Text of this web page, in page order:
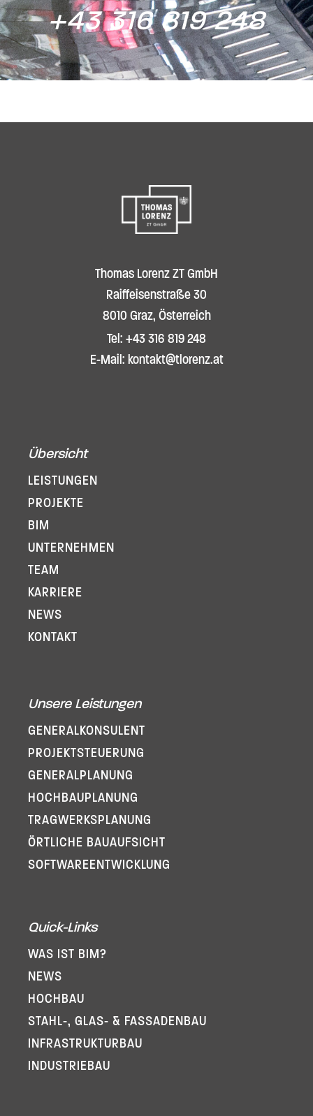
+43 316 819 248
Thomas Lorenz ZT GmbH
Raiffeisenstraße 30
8010 Graz, Österreich
Tel: +43 316 819 248
E-Mail: kontakt@tlorenz.at
Übersicht
LEISTUNGEN
PROJEKTE
BIM
UNTERNEHMEN
TEAM
KARRIERE
NEWS
KONTAKT
Unsere Leistungen
GENERAL­KONSULENT
PROJEKT­STEUERUNG
GENERAL­PLANUNG
HOCHBAUPLANUNG
TRAGWERKSPLANUNG
ÖRTLICHE BAUAUFSICHT
SOFTWARE­ENTWICKLUNG
Quick-Links
WAS IST BIM?
NEWS
HOCHBAU
STAHL-, GLAS- & FASSADENBAU
INFRA­STRUKTURBAU
INDUSTRIEBAU